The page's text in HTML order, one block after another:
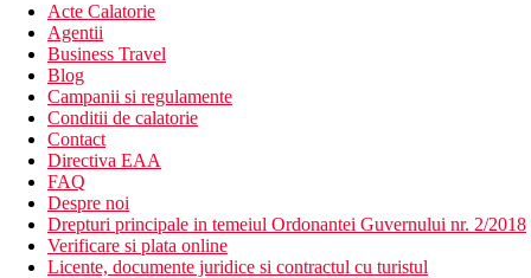
Acte Calatorie
Agentii
Business Travel
Blog
Campanii si regulamente
Conditii de calatorie
Contact
Directiva EAA
FAQ
Despre noi
Drepturi principale in temeiul Ordonantei Guvernului nr. 2/2018
Verificare si plata online
Licente, documente juridice si contractul cu turistul